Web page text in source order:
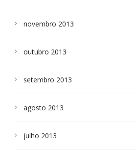
novembro 2013
outubro 2013
setembro 2013
agosto 2013
julho 2013